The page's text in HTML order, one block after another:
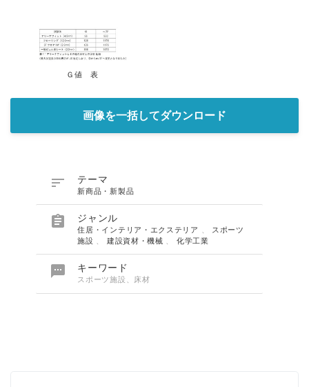
Ｇ値 表
画像を一括してダウンロード
 テーマ
新商品・新製品
 ジャンル
住居・インテリア・エクステリア
スポーツ
施設
建設資材・機械 化学工業
 キーワード
スポーツ施設、床材